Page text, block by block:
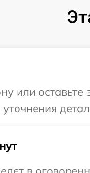
или оставьте